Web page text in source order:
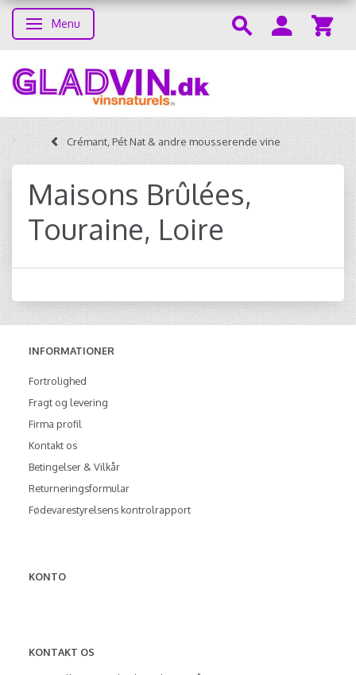
Skifte navigation
Menu
Crémant, Pét Nat & andre mousserende vine
Maisons Brûlées,
Touraine, Loire
INFORMATIONER
Fortrolighed
Fragt og levering
Firma profil
Kontakt os
Betingelser & Vilkår
Returneringsformular
Fødevarestyrelsens kontrolrapport
KONTO
KONTAKT OS